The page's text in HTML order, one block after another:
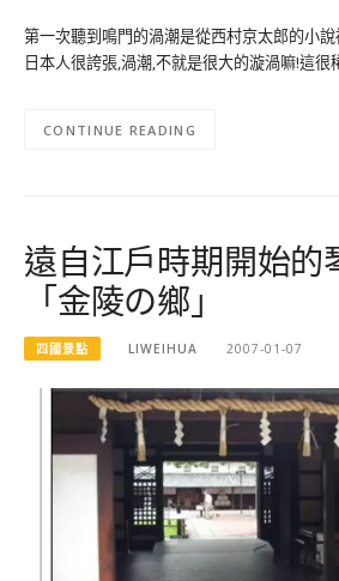
第一次聽到鳴門的渦潮是從西村京太郎的小
日本人很誇張,渦潮,不就是很大的漩渦嘛!這很
CONTINUE READING
遠自江戶時期開始的
「金陵の鄉」
四國景點 LIWEIHUA 2007-01-07